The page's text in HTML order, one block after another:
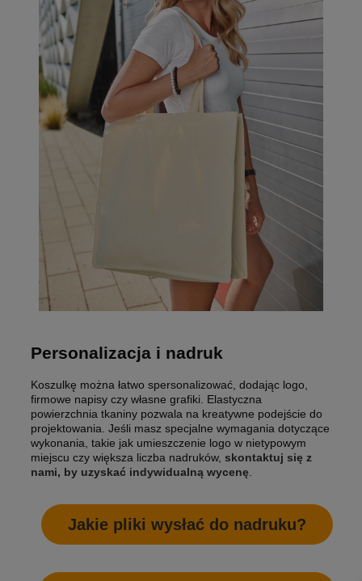
Personalizacja i nadruk
Koszulkę można łatwo spersonalizować, dodając logo,
firmowe napisy czy własne grafiki. Elastyczna
powierzchnia tkaniny pozwala na kreatywne podejście do
projektowania. Jeśli masz specjalne wymagania dotyczące
wykonania, takie jak umieszczenie logo w nietypowym
miejscu czy większa liczba nadruków, skontaktuj się z
nami, by uzyskać indywidualną wycenę
Jakie pliki wysłać do nadruku?